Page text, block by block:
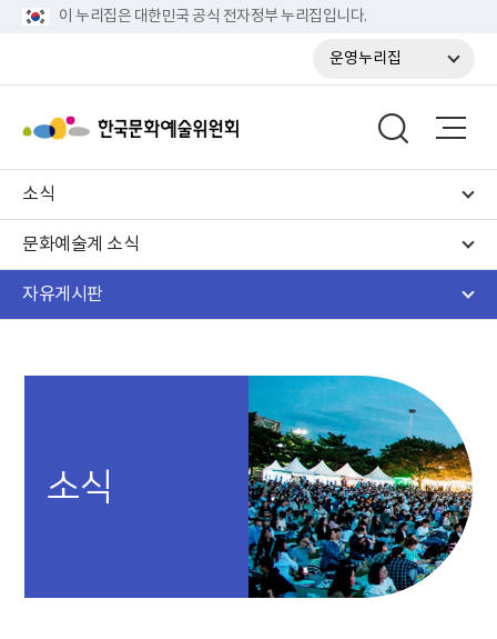
이 누리집은 대한민국 공식 전자정부 누리집입니다.
운영누리집
소식
문화예술계 소식
자유게시판
소식